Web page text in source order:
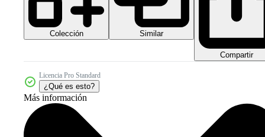
Colección Similar
Compartir
Licencia Pro Standard
¿Qué es esto?
Más información